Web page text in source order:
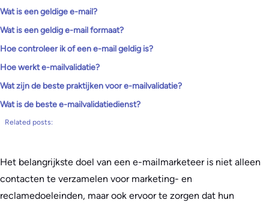
Wat is een geldige e-mail?
Wat is een geldig e-mail formaat?
Hoe controleer ik of een e-mail geldig is?
Hoe werkt e-mailvalidatie?
Wat zijn de beste praktijken voor e-mailvalidatie?
Wat is de beste e-mailvalidatiedienst?
Related posts:
Het belangrijkste doel van een e-mailmarketeer is niet alleen
contacten te verzamelen voor marketing- en
reclamedoeleinden, maar ook ervoor te zorgen dat hun